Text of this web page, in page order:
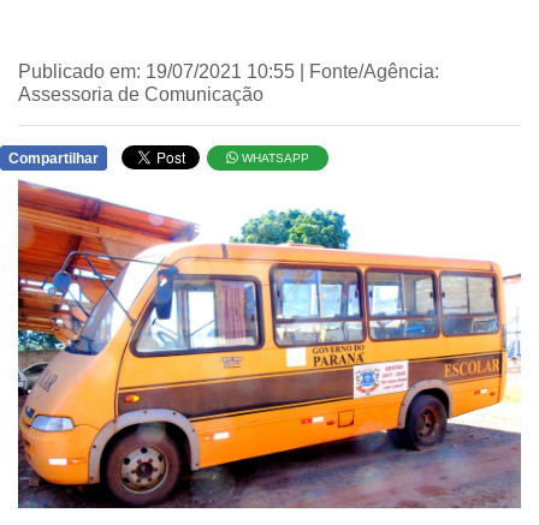
Publicado em: 19/07/2021 10:55 | Fonte/Agência:
Assessoria de Comunicação
Compartilhar WHATSAPP